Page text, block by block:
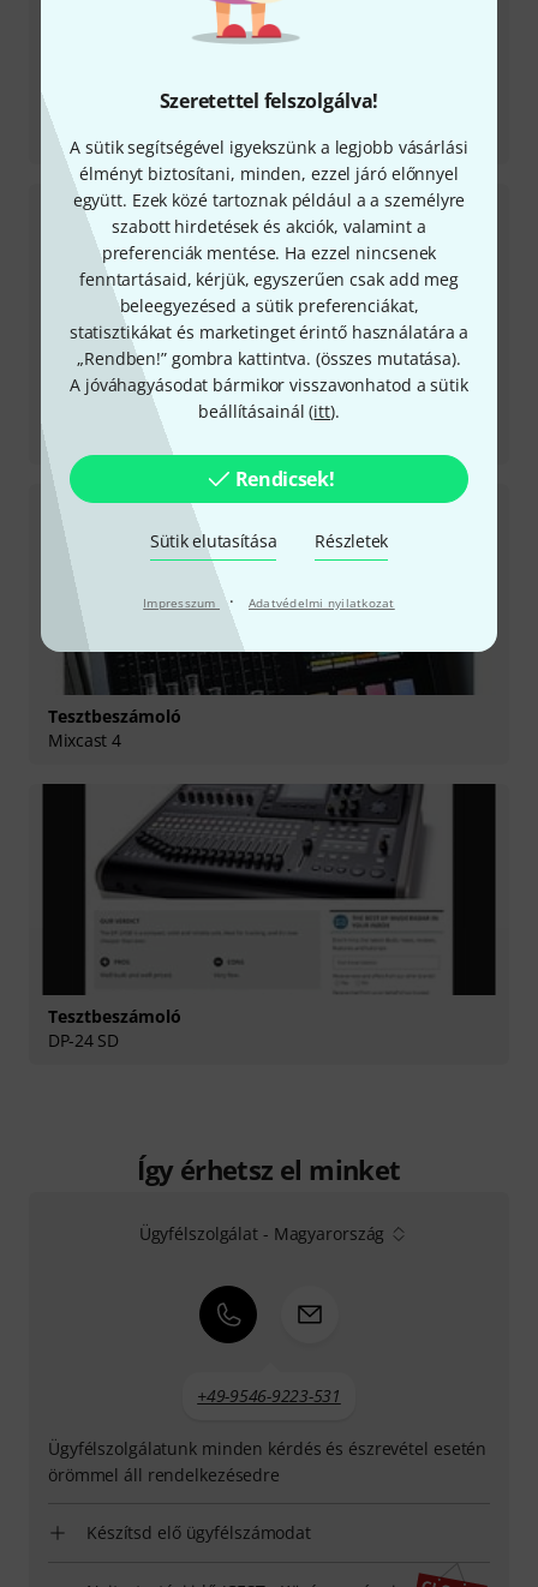
Szeretettel felszolgálva!
A sütik segítségével igyekszünk a legjobb vásárlási
élményt biztosítani, minden, ezzel járó előnnyel
együtt. Ezek közé tartoznak például a a személyre
szabott hirdetések és akciók, valamint a
preferenciák mentése. Ha ezzel nincsenek
fenntartásaid, kérjük, egyszerűen csak add meg
beleegyezésed a sütik preferenciákat,
statisztikákat és marketinget érintő használatára a
„Rendben!” gombra kattintva. (összes mutatása).
A jóváhagyásodat bármikor visszavonhatod a sütik
beállításainál (itt).
Rendicsek!
Sütik elutasítása Részletek
Impresszum · Adatvédelmi nyilatkozat
Tesztbeszámoló
iXZ
Tesztbeszámoló
Tesztbeszámoló
Mixcast 4
Tesztbeszámoló
DP-24 SD
Így érhetsz el minket
Ügyfélszolgálat - Magyarország
+49-9546-9223-531
Ügyfélszolgálatunk minden kérdés és észrevétel esetén
örömmel áll rendelkezésedre
Készítsd elő ügyfélszámodat